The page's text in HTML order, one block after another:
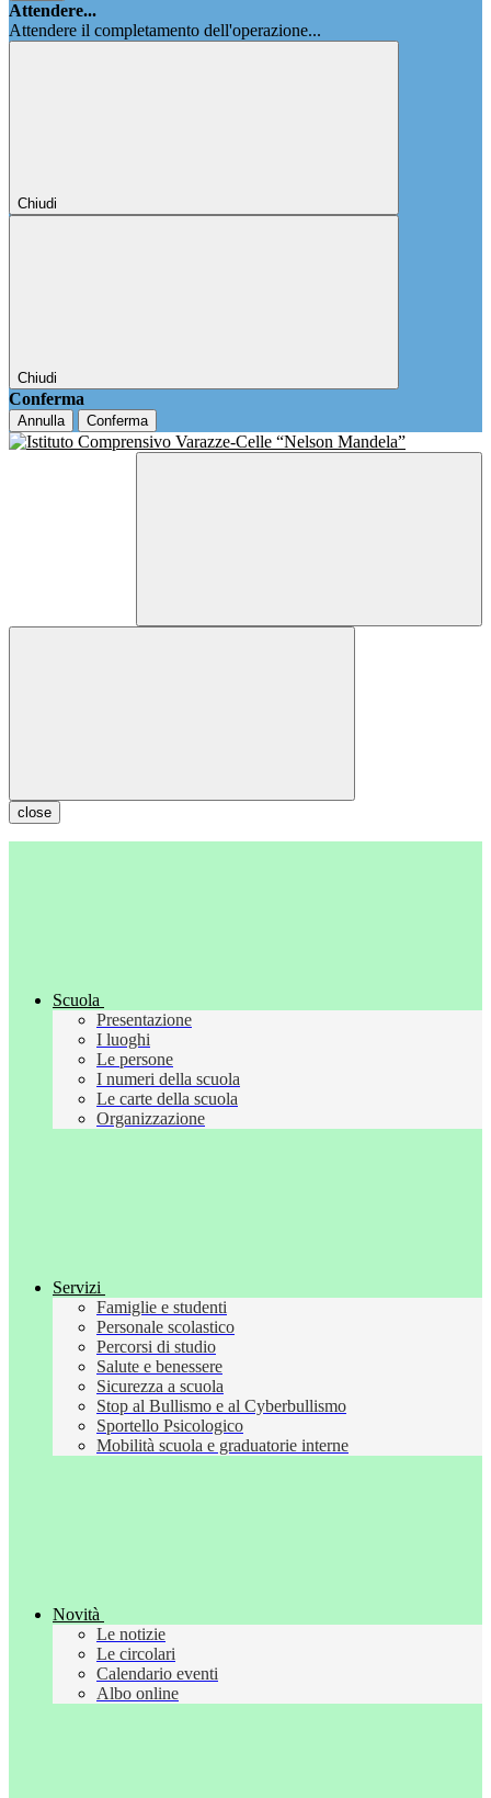
Attendere...
Attendere il completamento dell'operazione...
Chiudi
Chiudi
Conferma
Annulla Conferma
close
Scuola
Presentazione
I luoghi
Le persone
I numeri della scuola
Le carte della scuola
Organizzazione
Servizi
Famiglie e studenti
Personale scolastico
Percorsi di studio
Salute e benessere
Sicurezza a scuola
Stop al Bullismo e al Cyberbullismo
Sportello Psicologico
Mobilità scuola e graduatorie interne
Novità
Le notizie
Le circolari
Calendario eventi
Albo online